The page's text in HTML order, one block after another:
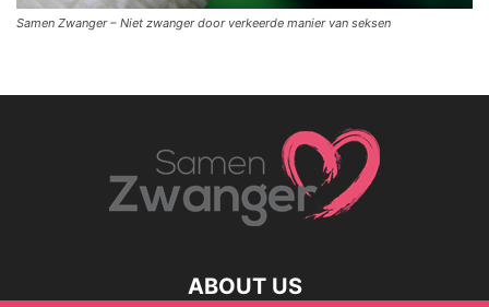
Samen Zwanger – Niet zwanger door verkeerde manier van seksen
ABOUT US